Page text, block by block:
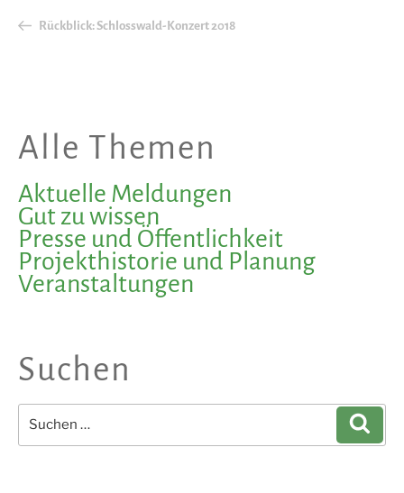
Rückblick: Schlosswald-Konzert 2018
Alle Themen
Aktuelle Meldungen
Gut zu wissen
Presse und Öffentlichkeit
Projekthistorie und Planung
Veranstaltungen
Suchen